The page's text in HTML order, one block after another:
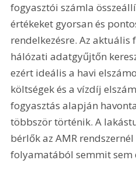
fogyasztói számla
értékeket gyorsan és
rendelkezésre. Az aktuális
hálózati adatgyűjtőn
ezért ideális a havi
költségek és a vízdíj
fogyasztás alapján
többször történik. A
bérlők az AMR
folyamatából semmit sem